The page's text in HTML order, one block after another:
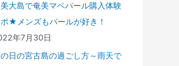
大島で奄美マベパール購入体験
★メンズもパールが好き！
年7月30日
日の宮古島の過ごし方～雨天で